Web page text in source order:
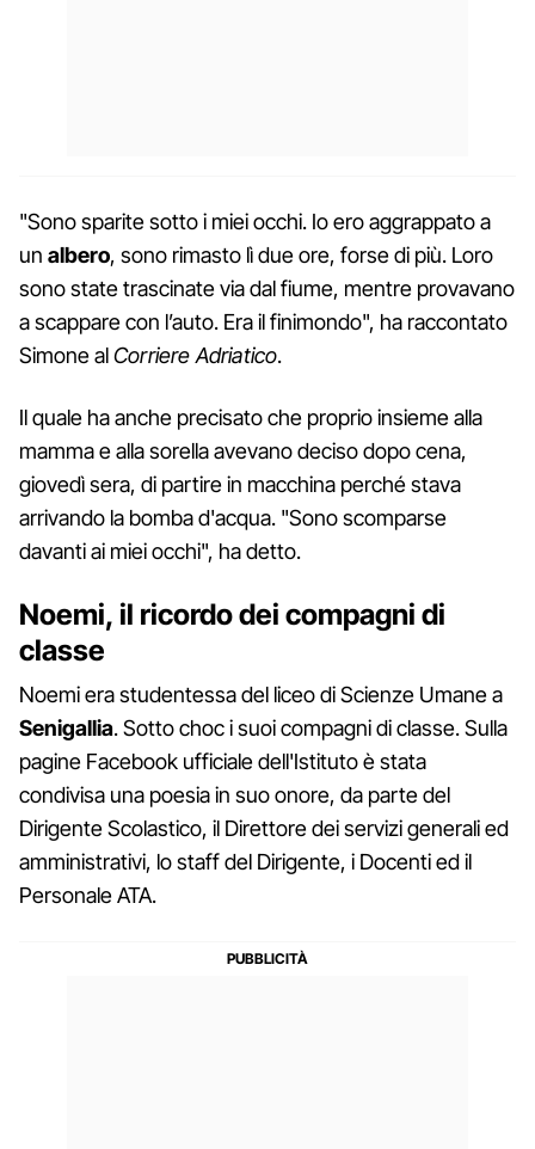
"Sono sparite sotto i miei occhi. Io ero aggrappato a
un albero, sono rimasto lì due ore, forse di più. Loro
sono state trascinate via dal fiume, mentre provavano
a scappare con l’auto. Era il finimondo", ha raccontato
Simone alCorriere Adriatico.
Il quale ha anche precisato che proprio insieme alla
mamma e alla sorella avevano deciso dopo cena,
giovedì sera, di partire in macchina perché stava
arrivando la bomba d'acqua. "Sono scomparse
davanti ai miei occhi", ha detto.
Noemi, il ricordo dei compagni di
classe
Noemi era studentessa del liceo di Scienze Umane a
Senigallia. Sotto choc i suoi compagni di classe. Sulla
pagine Facebook ufficiale dell'Istituto è stata
condivisa una poesia in suo onore, da parte del
Dirigente Scolastico, il Direttore dei servizi generali ed
amministrativi, lo staff del Dirigente, i Docenti ed il
Personale ATA.